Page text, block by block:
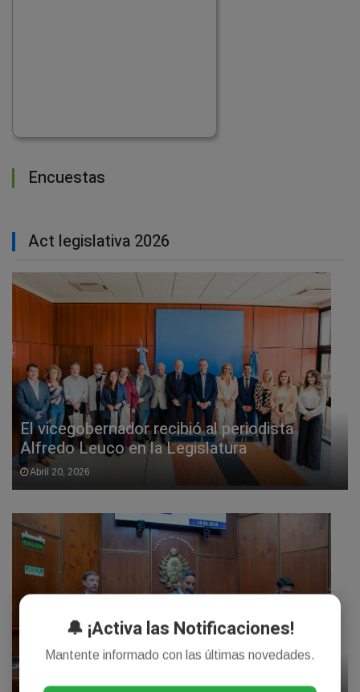
Encuestas
Act legislativa 2026
El vicegobernador recibió al periodista
Alfredo Leuco en la Legislatura
Abril 20, 2026
🔔 ¡Activa las Notificaciones!
Mantente informado con las últimas novedades.